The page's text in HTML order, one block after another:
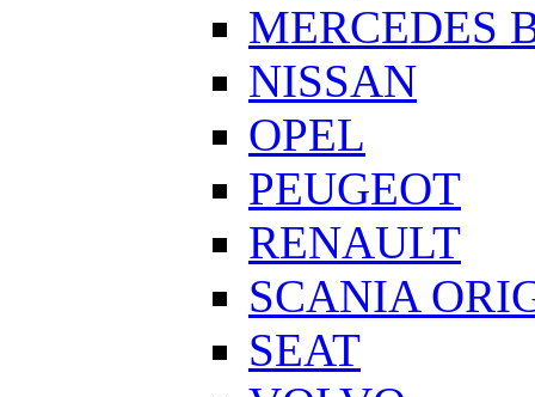
MERCEDES
NISSAN
OPEL
PEUGEOT
RENAULT
SCANIA
SEAT